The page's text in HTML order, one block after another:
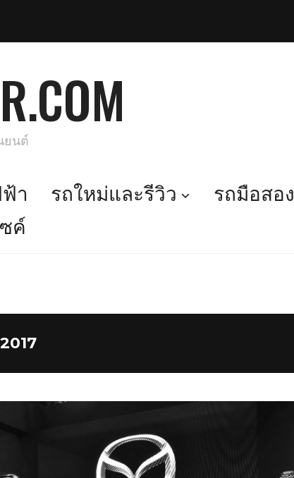
ยนต์
า รถใหม่และรีวิว
รถมือสอง
ค์